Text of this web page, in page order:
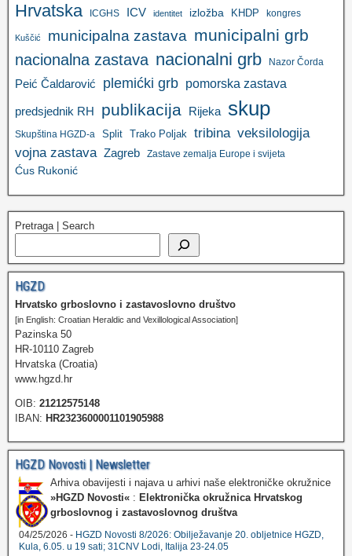
Hrvatska ICGHS ICV identitet izložba KHDP kongres
Kuščić municipalna zastava municipalni grb
nacionalna zastava nacionalni grb Nazor Čorda
Peić Čaldarović plemićki grb pomorska zastava
predsjednik RH publikacija Rijeka skup
Skupština HGZD-a Split Trako Poljak tribina veksilologija
vojna zastava Zagreb Zastave zemalja Europe i svijeta
Ćus Rukonić
Pretraga | Search
HGZD
Hrvatsko grboslovno i zastavoslovno društvo
[in English: Croatian Heraldic and Vexillological Association]
Pazinska 50
HR-10110 Zagreb
Hrvatska (Croatia)
www.hgzd.hr
OIB: 21212575148
IBAN: HR2323600001101905988
HGZD Novosti | Newsletter
Arhiva obavijesti i najava u arhivi naše elektroničke okružnice
»HGZD Novosti« : Elektronička okružnica Hrvatskog
grboslovnog i zastavoslovnog društva
04/25/2026 - HGZD Novosti 8/2026: Obilježavanje 20. obljetnice HGZD,
Kula, 6.05. u 19 sati; 31CNV Lodi, Italija 23-24.05